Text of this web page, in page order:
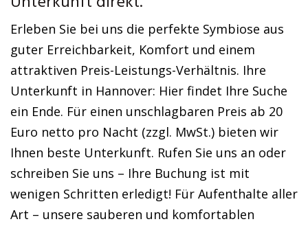
Erleben Sie bei uns die perfekte Symbiose aus
guter Erreichbarkeit, Komfort und einem
attraktiven Preis-Leistungs-Verhältnis. Ihre
Unterkunft in Hannover: Hier findet Ihre Suche
ein Ende. Für einen unschlagbaren Preis ab 20
Euro netto pro Nacht (zzgl. MwSt.) bieten wir
Ihnen beste Unterkunft. Rufen Sie uns an oder
schreiben Sie uns – Ihre Buchung ist mit
wenigen Schritten erledigt! Für Aufenthalte aller
Art – unsere sauberen und komfortablen